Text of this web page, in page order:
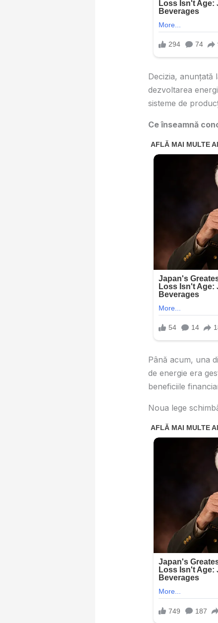
Decizia, anunțată
dezvoltarea
sisteme de
Ce înseamnă
Până acum, una
de energie era
beneficiile
Noua lege